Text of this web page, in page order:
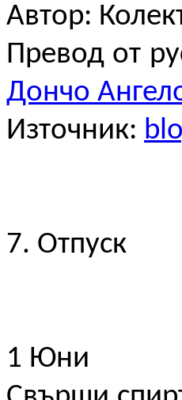
Автор:
Превод от
Дончо
Източник:
7. Отпуск
1 Юни